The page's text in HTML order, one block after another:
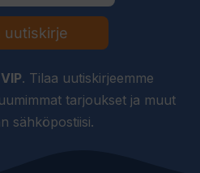
uutiskirje
VIP. Tilaa uutiskirjeemme
tarjoukset ja muut
sähköpostiisi.